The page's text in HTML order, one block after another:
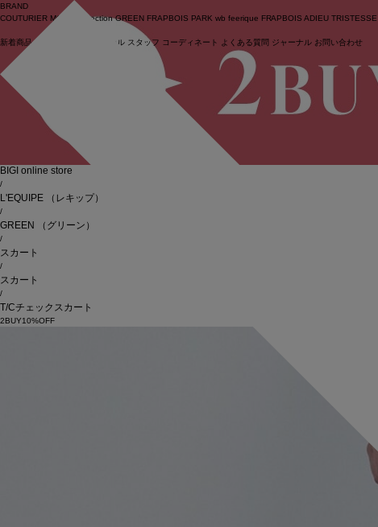
ログイン
BRAND
COUTURIER MOGA Collection GREEN FRAPBOIS PARK wb feerique FRAPBOIS ADIEU TRISTESSE
新着商品 (ライブ) セール スタッフ コーディネート よくある質問 ジャーナル お問い合わせ
BIGI online store
/
L'EQUIPE （レキップ）
/
GREEN （グリーン）
/
スカート
/
スカート
/
T/Cチェックスカート
2BUY10%OFF